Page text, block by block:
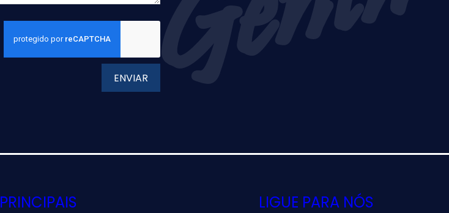
ENVIAR
PRINCIPAIS LIGUE PARA NÓS